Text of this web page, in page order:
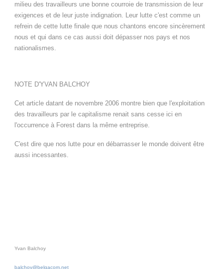
milieu des travailleurs une bonne courroie de transmission de leur
exigences et de leur juste indignation. Leur lutte c'est comme un
refrein de cette lutte finale que nous chantons encore sincèrement
nous et qui dans ce cas aussi doit dépasser nos pays et nos
nationalismes.
NOTE D'YVAN BALCHOY
Cet article datant de novembre 2006 montre bien que l'exploitation
des travailleurs par le capitalisme renait sans cesse ici en
l'occurrence à Forest dans la même entreprise.
C'est dire que nos lutte pour en débarrasser le monde doivent être
aussi incessantes.
Yvan Balchoy
balchoy@belgacom.net